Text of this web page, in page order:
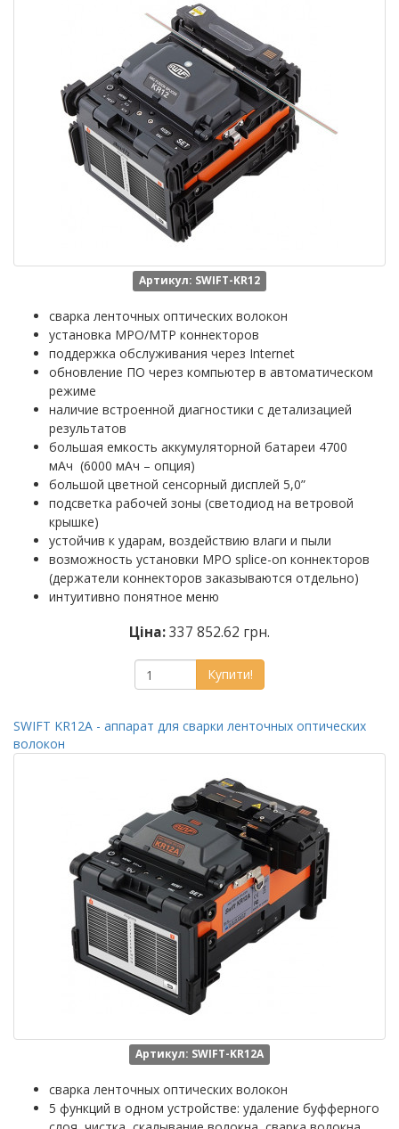
Артикул: SWIFT-KR12
сварка ленточных оптических волокон
установка MPO/MTP коннекторов
поддержка обслуживания через Internet
обновление ПО через компьютер в автоматическом
режиме
наличие встроенной диагностики с детализацией
результатов
большая емкость аккумуляторной батареи 4700
мАч (6000 мАч – опция)
большой цветной сенсорный дисплей 5,0”
подсветка рабочей зоны (светодиод на ветровой
крышке)
устойчив к ударам, воздействию влаги и пыли
возможность установки MPO splice-on коннекторов
(держатели коннекторов заказываются отдельно)
интуитивно понятное меню
Ціна:337 852.62 грн.
Купити!
SWIFT KR12A - аппарат для сварки ленточных оптических
волокон
Артикул: SWIFT-KR12A
сварка ленточных оптических волокон
5 функций в одном устройстве: удаление буфферного